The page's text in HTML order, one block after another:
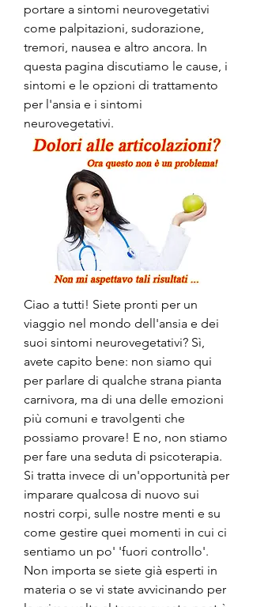
portare a sintomi neurovegetativi
come palpitazioni, sudorazione,
tremori, nausea e altro ancora. In
questa pagina discutiamo le cause, i
sintomi e le opzioni di trattamento
per l'ansia e i sintomi
neurovegetativi.
Ciao a tutti! Siete pronti per un
viaggio nel mondo dell'ansia e dei
suoi sintomi neurovegetativi? Sì,
avete capito bene: non siamo qui
per parlare di qualche strana pianta
carnivora, ma di una delle emozioni
più comuni e travolgenti che
possiamo provare! E no, non stiamo
per fare una seduta di psicoterapia.
Si tratta invece di un'opportunità per
imparare qualcosa di nuovo sui
nostri corpi, sulle nostre menti e su
come gestire quei momenti in cui ci
sentiamo un po' 'fuori controllo'.
Non importa se siete già esperti in
materia o se vi state avvicinando per